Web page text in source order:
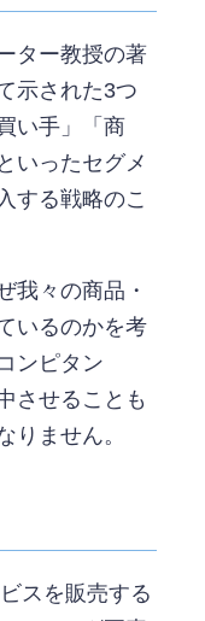
ター教授の著
示された3つ
い手」「商
いったセグメ
する戦略のこ
我々の商品・
いるのかを考
ンピタン
させることも
りません。
スを販売する